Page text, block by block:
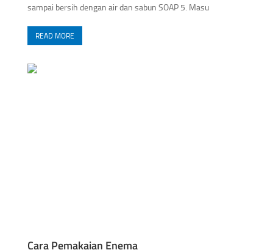
sampai bersih dengan air dan sabun SOAP 5. Masu
READ MORE
Cara Pemakaian Enema